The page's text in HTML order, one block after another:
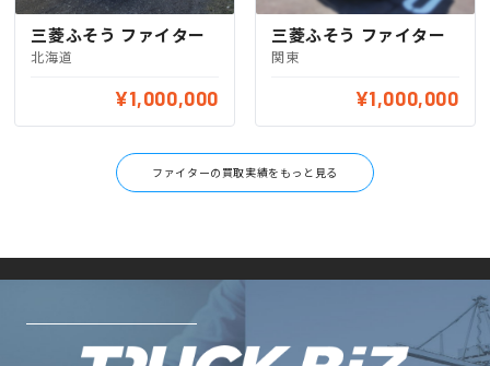
三菱ふそう ファイター
北海道
¥1,000,000
三菱ふそう ファイター
関東
¥1,000,000
ファイターの買取実績をもっと見る